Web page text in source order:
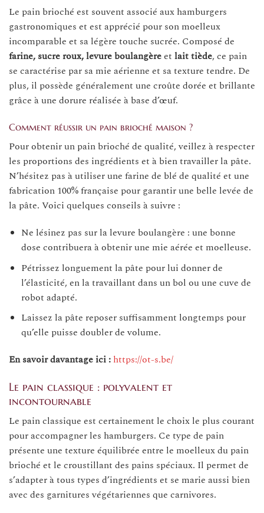
Le pain brioché est souvent associé aux hamburgers
gastronomiques et est apprécié pour son moelleux
incomparable et sa légère touche sucrée. Composé de
farine, sucre roux, levure boulangèreet lait tiède, ce pain
se caractérise par sa mie aérienne et sa texture tendre. De
plus, il possède généralement une croûte dorée et brillante
grâce à une dorure réalisée à base d’œuf.
Comment réussir un pain brioché maison ?
Pour obtenir un pain brioché de qualité, veillez à respecter
les proportions des ingrédients et à bien travailler la pâte.
N’hésitez pas à utiliser une farine de blé de qualité et une
fabrication 100% française pour garantir une belle levée de
la pâte. Voici quelques conseils à suivre :
Ne lésinez pas sur la levure boulangère : une bonne
dose contribuera à obtenir une mie aérée et moelleuse.
Pétrissez longuement la pâte pour lui donner de
l’élasticité, en la travaillant dans un bol ou une cuve de
robot adapté.
Laissez la pâte reposer suffisamment longtemps pour
qu’elle puisse doubler de volume.
En savoir davantage ici : https://ot-s.be/
Le pain classique : polyvalent et
incontournable
Le pain classique est certainement le choix le plus courant
pour accompagner les hamburgers. Ce type de pain
présente une texture équilibrée entre le moelleux du pain
brioché et le croustillant des pains spéciaux. Il permet de
s’adapter à tous types d’ingrédients et se marie aussi bien
avec des garnitures végétariennes que carnivores.